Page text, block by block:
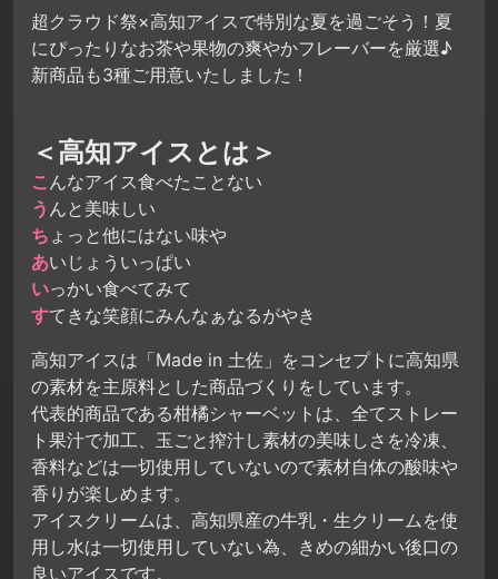
超クラウド祭×高知アイスで特別な夏を過ごそう！夏
にぴったりなお茶や果物の爽やかフレーバーを厳選♪
新商品も3種ご用意いたしました！
＜高知アイスとは＞
こ んなアイス食べたことない
う んと美味しい
ち ょっと他にはない味や
あいじょういっぱい
いっかい食べてみて
すてきな笑顔にみんなぁなるがやき
高知アイスは「Made in 土佐」をコンセプトに高知県
の素材を主原料とした商品づくりをしています。
代表的商品である柑橘シャーベットは、全てストレー
ト果汁で加工、玉ごと搾汁し素材の美味しさを冷凍、
香料などは一切使用していないので素材自体の酸味や
香りが楽しめます。
アイスクリームは、高知県産の牛乳・生クリームを使
用し水は一切使用していない為、きめの細かい後口の
良いアイスです。